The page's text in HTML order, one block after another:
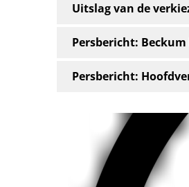
Uitslag van de
Persbericht:
Persbericht: